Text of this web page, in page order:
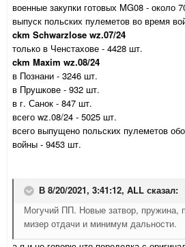
военные закупки готовых MG08 - около
выпуск польских пулеметов во время
ckm Schwarzlose wz.07/24
только в Ченстахове - 4428 шт.
ckm Maxim wz.08/24
в Познани - 3246 шт.
в Прушкове - 932 шт.
в г. Санок - 847 шт.
всего wz.08/24 - 5025 шт.
всего выпущено польских пулеметов
войны - 9453 шт.
В 8/20/2021, 3:41:12, ALL сказал:
Могучий ПП. Новые затвор, пружина,
мизер отдачи и минимум дальности.